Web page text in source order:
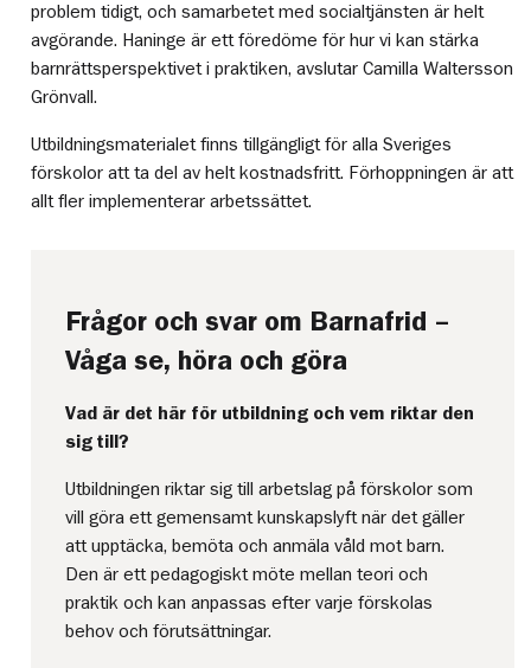
problem tidigt, och samarbetet med socialtjänsten är helt
avgörande. Haninge är ett föredöme för hur vi kan stärka
barnrättsperspektivet i praktiken, avslutar Camilla Waltersson
Grönvall.
Utbildningsmaterialet finns tillgängligt för alla Sveriges
förskolor att ta del av helt kostnadsfritt. Förhoppningen är att
allt fler implementerar arbetssättet.
Frågor och svar om Barnafrid –
Våga se, höra och göra
Vad är det här för utbildning och vem riktar den
sig till?
Utbildningen riktar sig till arbetslag på förskolor som
vill göra ett gemensamt kunskapslyft när det gäller
att upptäcka, bemöta och anmäla våld mot barn.
Den är ett pedagogiskt möte mellan teori och
praktik och kan anpassas efter varje förskolas
behov och förutsättningar.